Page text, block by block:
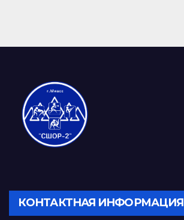
КОНТАКТНАЯ ИНФОРМАЦИЯ